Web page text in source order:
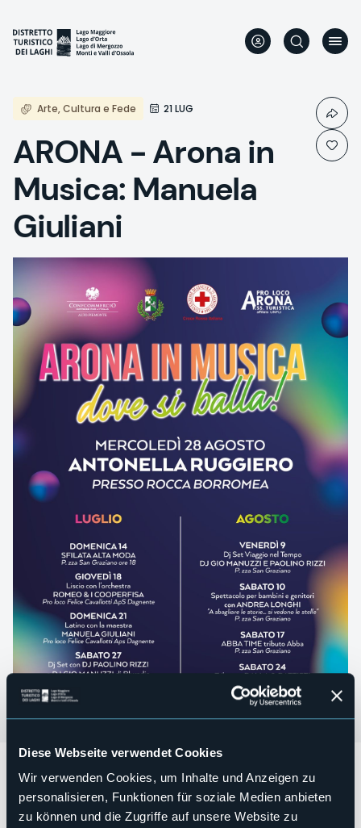
Diese Webseite verwendet Cookies
Wir verwenden Cookies, um Inhalte und Anzeigen zu
personalisieren, Funktionen für soziale Medien anbieten
zu können und die Zugriffe auf unsere Website zu
Inhalt
Arte, Cultura e Fede 21 LUG
ARONA - Arona in
Musica: Manuela
Giuliani
Arona in Musica, dove si balla!
Vi aspettaDomenica 21 Luglio dalle ore 21:00per una
serata latino con la maestra MANUELA GIULIANI.